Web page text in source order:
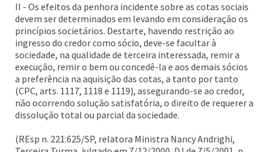
II - Os efeitos da penhora incidente sobre as cotas sociais
devem ser determinados em levando em consideração os
princípios societários. Destarte, havendo restrição ao
ingresso do credor como sócio, deve-se facultar à
sociedade, na qualidade de terceira interessada, remir a
execução, remir o bem ou concedê-la e aos demais sócios
a preferência na aquisição das cotas, a tanto por tanto
(CPC, arts. 1117, 1118 e 1119), assegurando-se ao credor,
não ocorrendo solução satisfatória, o direito de requerer a
dissolução total ou parcial da sociedade.
(REsp n. 221.625/SP, relatora Ministra Nancy Andrighi,